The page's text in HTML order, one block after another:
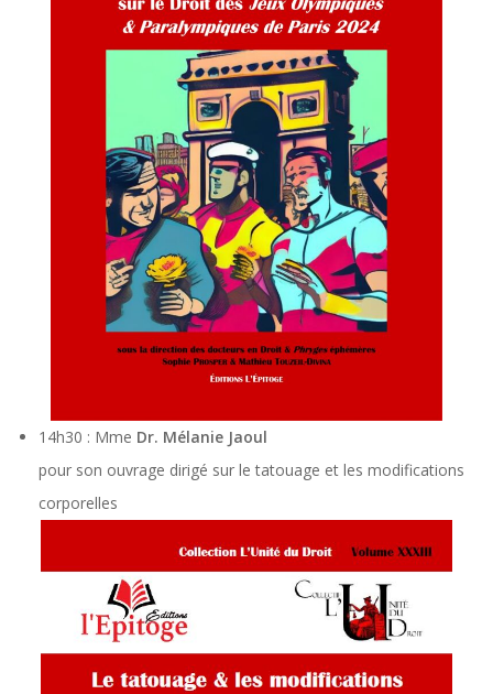
14h30 : Mme Dr. Mélanie Jaoul
pour son ouvrage dirigé sur le tatouage et les modifications
corporelles